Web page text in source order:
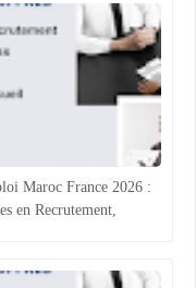
Maroc France 2026 :
en Recrutement,